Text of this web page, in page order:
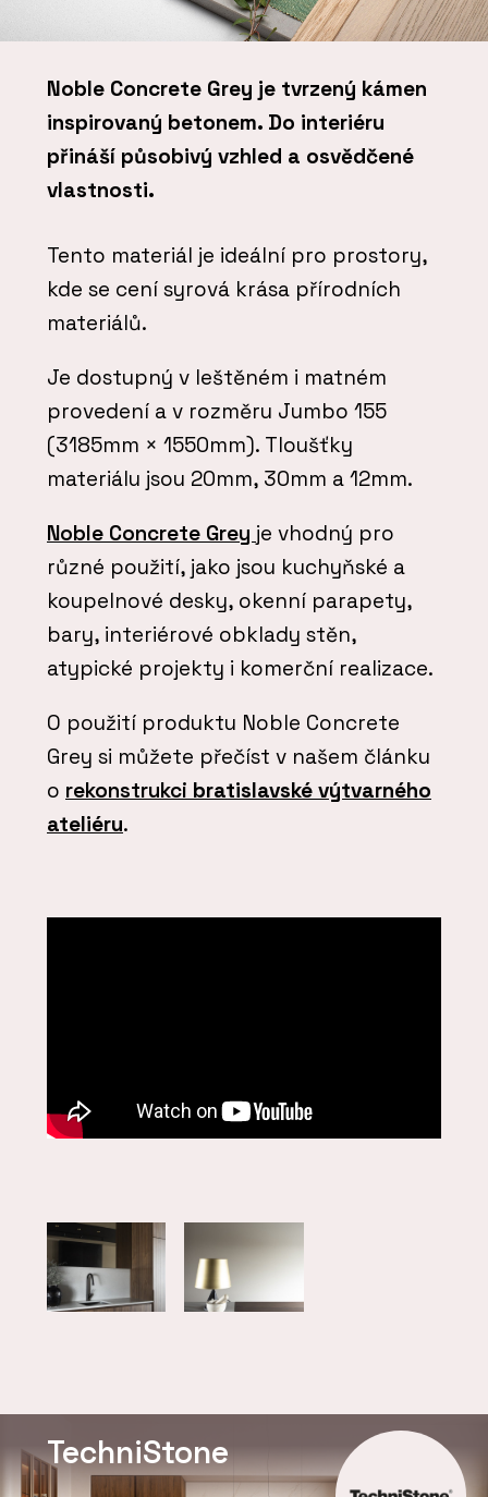
Noble Concrete Grey je tvrzený kámen
inspirovaný betonem. Do interiéru
přináší působivý vzhled a osvědčené
vlastnosti.
Tento materiál je ideální pro prostory,
kde se cení syrová krása přírodních
materiálů.
Je dostupný v leštěném i matném
provedení a v rozměru Jumbo 155
(3185mm × 1550mm). Tloušťky
materiálu jsou 20mm, 30mm a 12mm.
Noble Concrete Grey je vhodný pro
různé použití, jako jsou kuchyňské a
koupelnové desky, okenní parapety,
bary, interiérové obklady stěn,
atypické projekty i komerční realizace.
O použití produktu Noble Concrete
Grey si můžete přečíst v našem článku
o rekonstrukci bratislavské výtvarného
ateliéru.
TechniStone